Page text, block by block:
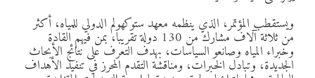
ويستقطب المؤتمر، الذي ينظمه معهد ستوكهولم الدولي للمياه، أكثر
من ثلاثة آلاف مشارك من 130 دولة تقريبا، بمن فيهم القادة
وخبراء المياه وصانعو السياسات، بهدف التعرف على نتائج الأبحاث
الجديدة، وتبادل الخبرات، ومناقشة التقدم المحرز في تنفيذ الأهداف